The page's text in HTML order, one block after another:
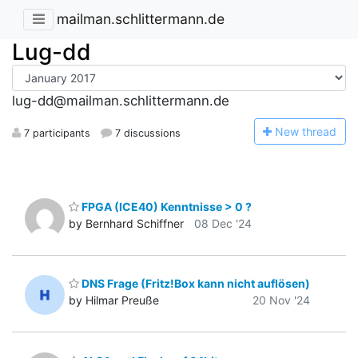
mailman.schlittermann.de
Lug-dd
lug-dd@mailman.schlittermann.de
7 participants 7 discussions New thread
FPGA (ICE40) Kenntnisse > 0 ?
by Bernhard Schiffner
08 Dec '24
DNS Frage (Fritz!Box kann nicht auflösen)
by Hilmar Preuße
20 Nov '24